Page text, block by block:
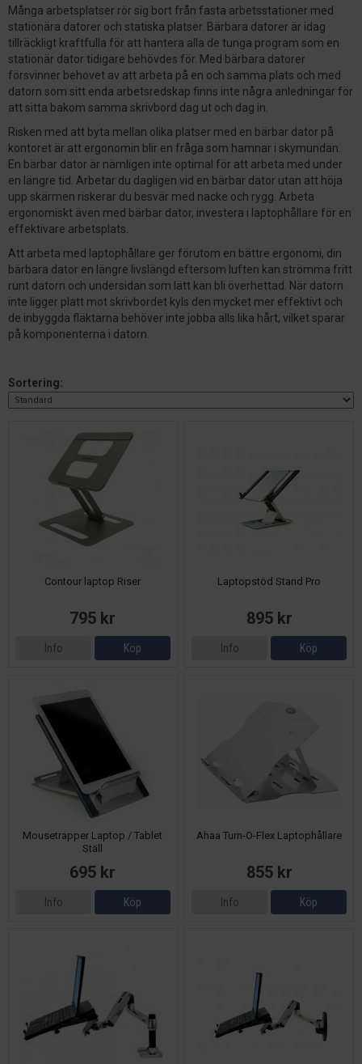
Många arbetsplatser rör sig bort från fasta arbetsstationer med
stationära datorer och statiska platser. Bärbara datorer är idag
tillräckligt kraftfulla för att hantera alla de tunga program som en
stationär dator tidigare behövdes för. Med bärbara datorer
försvinner behovet av att arbeta på en och samma plats och med
datorn som sitt enda arbetsredskap finns inte några anledningar för
att sitta bakom samma skrivbord dag ut och dag in.
Risken med att byta mellan olika platser med en bärbar dator på
kontoret är att ergonomin blir en fråga som hamnar i skymundan.
En bärbar dator är nämligen inte optimal för att arbeta med under
en längre tid. Arbetar du dagligen vid en bärbar dator utan att höja
upp skärmen riskerar du besvär med nacke och rygg. Arbeta
ergonomiskt även med bärbar dator, investera i laptophållare för en
effektivare arbetsplats.
Att arbeta med laptophållare ger förutom en bättre ergonomi, din
bärbara dator en längre livslängd eftersom luften kan strömma fritt
runt datorn och undersidan som lätt kan bli överhettad. När datorn
inte ligger platt mot skrivbordet kyls den mycket mer effektivt och
de inbyggda fläktarna behöver inte jobba alls lika hårt, vilket sparar
på komponenterna i datorn.
Sortering:
Contour laptop Riser
795 kr
Info Köp
Laptopstöd Stand Pro
895 kr
Info Köp
Mousetrapper Laptop / Tablet
Ställ
695 kr
Info Köp
Ahaa Turn-O-Flex Laptophållare
855 kr
Info Köp